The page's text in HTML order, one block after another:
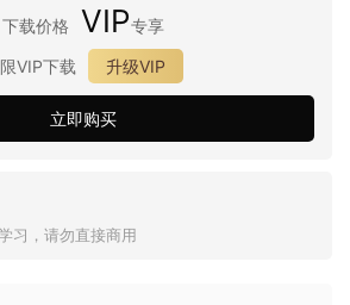
下载价格 VIP专享
VIP下载
升级VIP
立即购买
习，请勿直接商用